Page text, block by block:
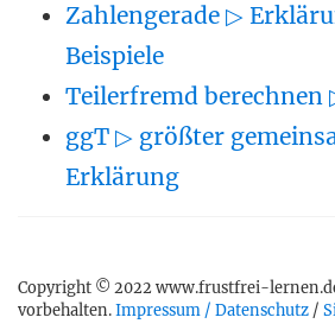
Zahlengerade ▷
Beispiele
Teilerfremd berechnen
ggT ▷ größter
Erklärung
Copyright © 2022 www.frustfrei-
vorbehalten.Impressum / Datenschutz /